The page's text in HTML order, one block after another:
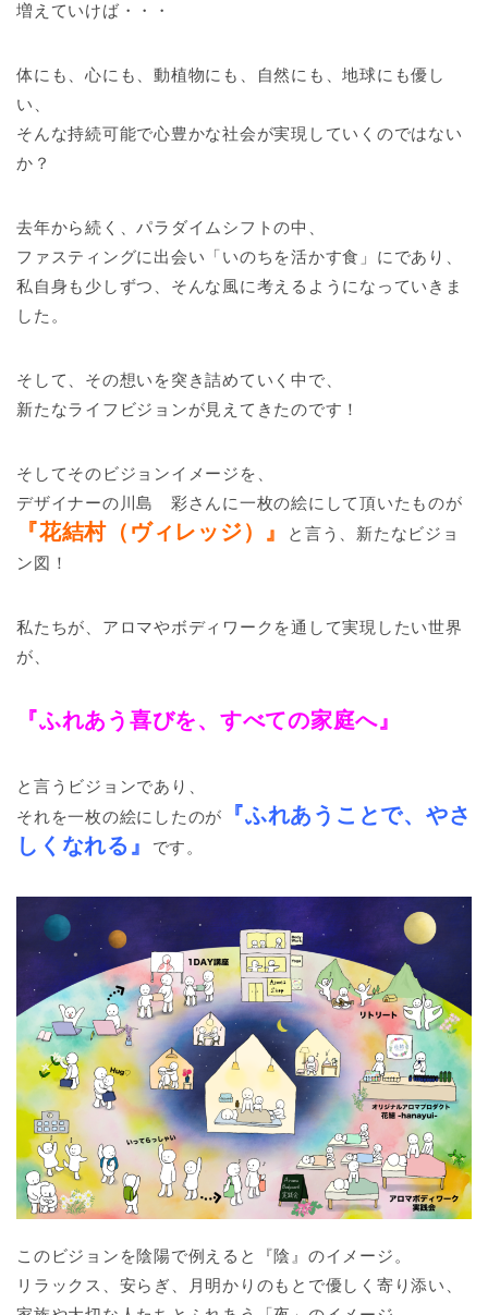
増えていけば・・・
体にも、心にも、動植物にも、自然にも、地球にも優し
い、
そんな持続可能で心豊かな社会が実現していくのではない
か？
去年から続く、パラダイムシフトの中、
ファスティングに出会い「いのちを活かす食」にであり、
私自身も少しずつ、そんな風に考えるようになっていきま
した。
そして、その想いを突き詰めていく中で、
新たなライフビジョンが見えてきたのです！
そしてそのビジョンイメージを、
デザイナーの川島 彩さんに一枚の絵にして頂いたものが
『花結村（ヴィレッジ）』
と言う、新たなビジョ
ン図！
私たちが、アロマやボディワークを通して実現したい世界
が、
『ふれあう喜びを、すべての家庭へ』
と言うビジョンであり、
それを一枚の絵にしたのが
『ふれあうことで、やさ
しくなれる』
です。
このビジョンを陰陽で例えると『陰』のイメージ。
リラックス、安らぎ、月明かりのもとで優しく寄り添い、